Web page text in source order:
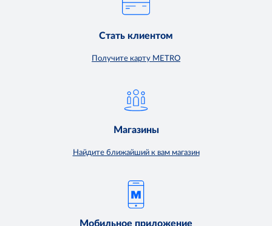
Стать клиентом
Получите карту METRO
Магазины
Найдите ближайший к вам магазин
Мобильное приложение